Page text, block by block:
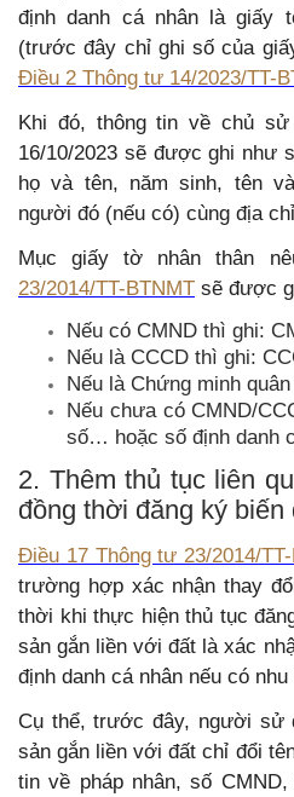
định danh cá nhân là giấy
(trước đây chỉ ghi số của
Điều 2 Thông tư 14/2023/TT-
Khi đó, thông tin về chủ
16/10/2023 sẽ được ghi như
họ và tên, năm sinh, tên
người đó (nếu có) cùng địa
Mục giấy tờ nhân thân
23/2014/TT-BTNMT sẽ được
Nếu có CMND thì ghi:
Nếu là CCCD thì ghi:
Nếu là Chứng minh
Nếu chưa có CMND/
số… hoặc số định danh
2. Thêm thủ tục liên
đồng thời đăng ký biến
Điều 17 Thông tư 23/2014/
trường hợp xác nhận thay
thời khi thực hiện thủ tục
sản gắn liền với đất là xác
định danh cá nhân nếu có nhu
Cụ thể, trước đây, người sử
sản gắn liền với đất chỉ đổi
tin về pháp nhân, số